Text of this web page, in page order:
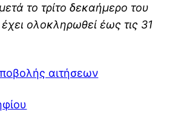
το τρίτο δεκαήμερο του
ολοκληρωθεί έως τις 31
αιτήσεων